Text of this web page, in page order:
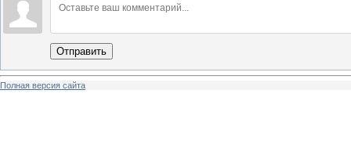
Отправить
Полная версия сайта